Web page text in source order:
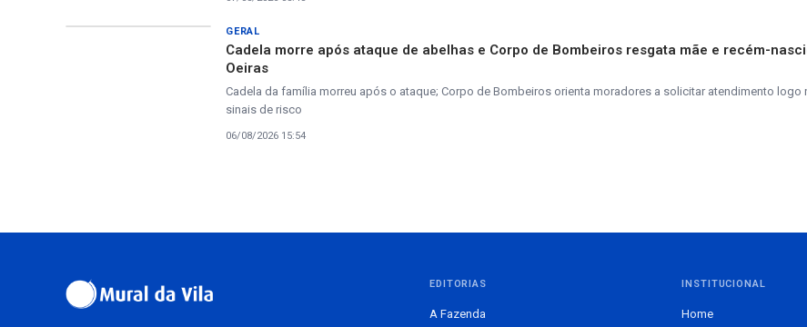
GERAL
Cadela morre após ataque de abelhas e Corpo de Bombeiros resgata mãe e recém-
Oeiras
Cadela da família morreu após o ataque; Corpo de Bombeiros orienta moradores a solicitar atendimento logo
sinais de risco
06/08/2026 15:54
EDITORIAS
A Fazenda
INSTITUCIONAL
Home